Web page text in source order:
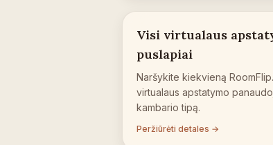
Visi virtualaus
puslapiai
Naršykite kiekvieną
virtualaus apstatymo
kambario tipą.
Peržiūrėti detales →